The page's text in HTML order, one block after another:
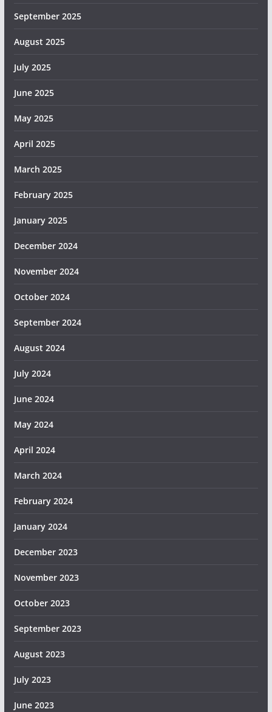
September 2025
August 2025
July 2025
June 2025
May 2025
April 2025
March 2025
February 2025
January 2025
December 2024
November 2024
October 2024
September 2024
August 2024
July 2024
June 2024
May 2024
April 2024
March 2024
February 2024
January 2024
December 2023
November 2023
October 2023
September 2023
August 2023
July 2023
June 2023